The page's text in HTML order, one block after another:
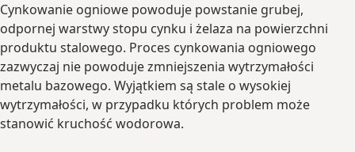
Cynkowanie ogniowe powoduje powstanie grubej,
odpornej warstwy stopu cynku i żelaza na powierzchni
produktu stalowego. Proces cynkowania ogniowego
zazwyczaj nie powoduje zmniejszenia wytrzymałości
metalu bazowego. Wyjątkiem są stale o wysokiej
wytrzymałości, w przypadku których problem może
stanowić kruchość wodorowa.